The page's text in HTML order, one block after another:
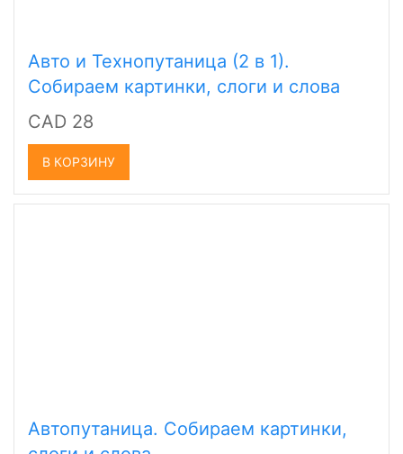
Авто и Технопутаница (2 в 1).
Собираем картинки, слоги и слова
CAD 28
В КОРЗИНУ
Автопутаница. Собираем картинки,